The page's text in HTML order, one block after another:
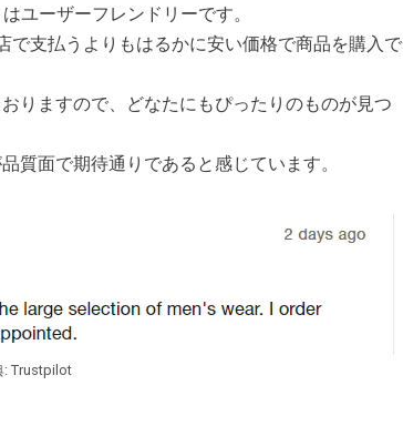
ユーザーフレンドリーです。
で支払うよりもはるかに安い価格で商品を購入で
りますので、どなたにもぴったりのものが見つ
質面で期待通りであると感じています。
: Trustpilot